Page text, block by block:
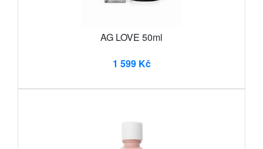
AG LOVE 50ml
1 599 Kč